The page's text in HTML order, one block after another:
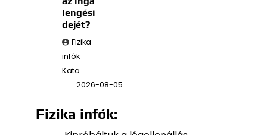
lengési
dejét?
Fizika
infók -
Kata
2026-08-05
Fizika infók: